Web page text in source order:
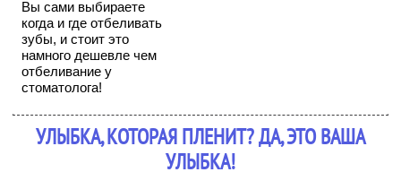
Вы сами выбираете
когда и где отбеливать
зубы, и стоит это
намного дешевле чем
отбеливание у
стоматолога!
УЛЫБКА, КОТОРАЯ ПЛЕНИТ? ДА, ЭТО ВАША
УЛЫБКА!